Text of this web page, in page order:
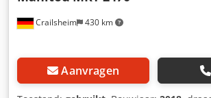
Crailsheim 430 km
Aanvragen